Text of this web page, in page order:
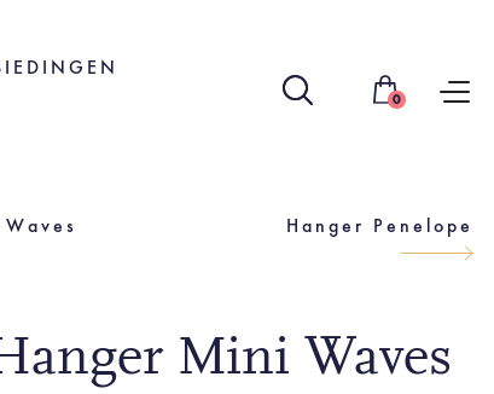
0
Hanger Penelope
Mini Waves